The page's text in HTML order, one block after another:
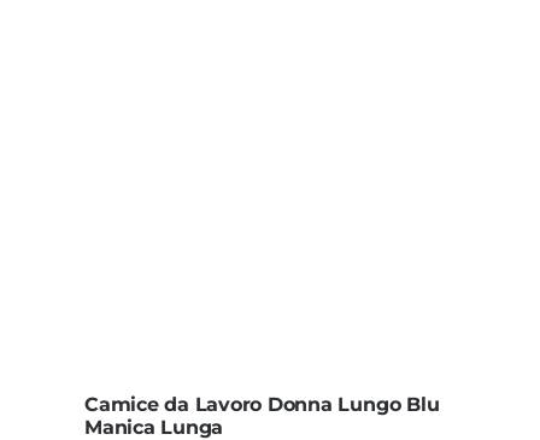
Camice da Lavoro Donna Lungo Blu
Manica Lunga